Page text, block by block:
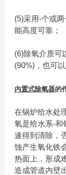
(5)采用-个或
能高度可靠；
(6)除氧介质可
(90%)，也可
内置式除氧器的
在锅炉给水处
氧是给水系-和
速得到清除，
蚀产生氧化铁
热面上，形成
造成管道内壁